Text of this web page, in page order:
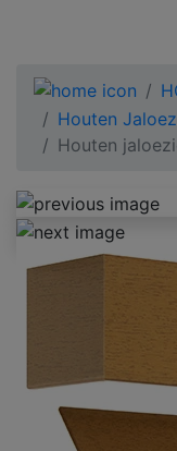
Houten
Houten